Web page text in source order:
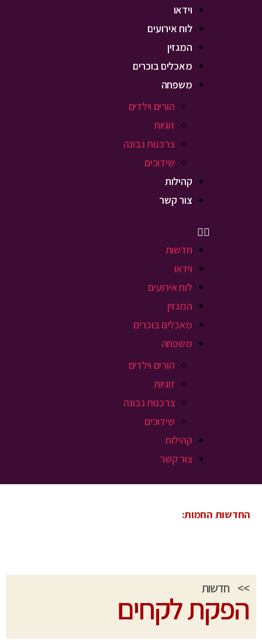
וידאו
לוח אירועים
המגזין
מאכלים בוכרים
משפחה
הורים וילדים
זוגיות
צרכנות נבונה
שידוכים
קהילות
צור קשר
חדשות
וידאו
לוח אירועים
המגזין
מאכלים בוכרים
משפחה
הורים וילדים
זוגיות
צרכנות נבונה
שידוכים
קהילות
צור קשר
החדשות החמות:
>> חדשות
הפקת לקחים